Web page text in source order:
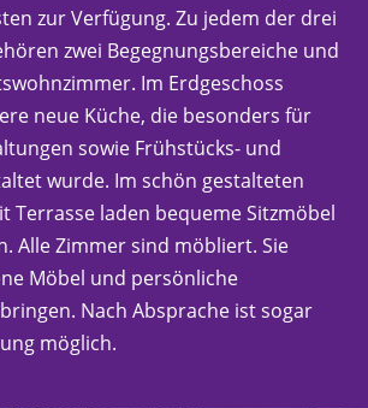
zur Verfügung. Zu jedem der drei
zwei Begegnungsbereiche und
Im Erdgeschoss
neue Küche, die besonders für
sowie Frühstücks- und
wurde. Im schön gestalteten
Terrasse laden bequeme Sitzmöbel
Alle Zimmer sind möbliert. Sie
Möbel und persönliche
Nach Absprache ist sogar
möglich.